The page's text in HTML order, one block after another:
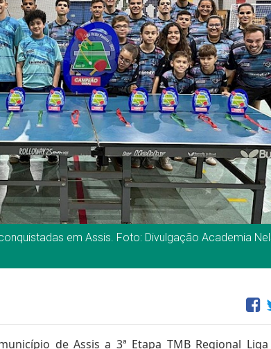
em Assis. Foto: Divulgação Academia
de Assis a 3ª Etapa TMB Regional